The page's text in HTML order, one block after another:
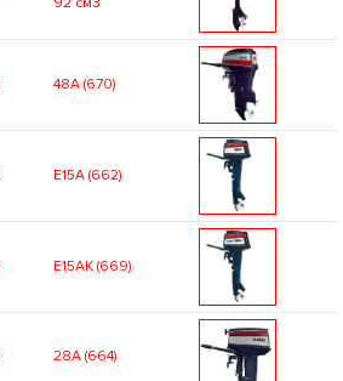
48A (670)
E15A (662)
E15AK (669)
28A (664)